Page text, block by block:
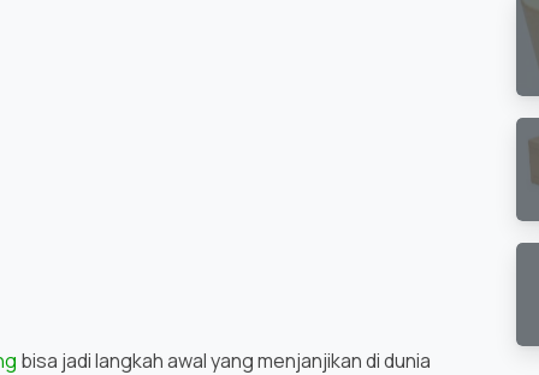
bisa jadi langkah awal yang menjanjikan di dunia